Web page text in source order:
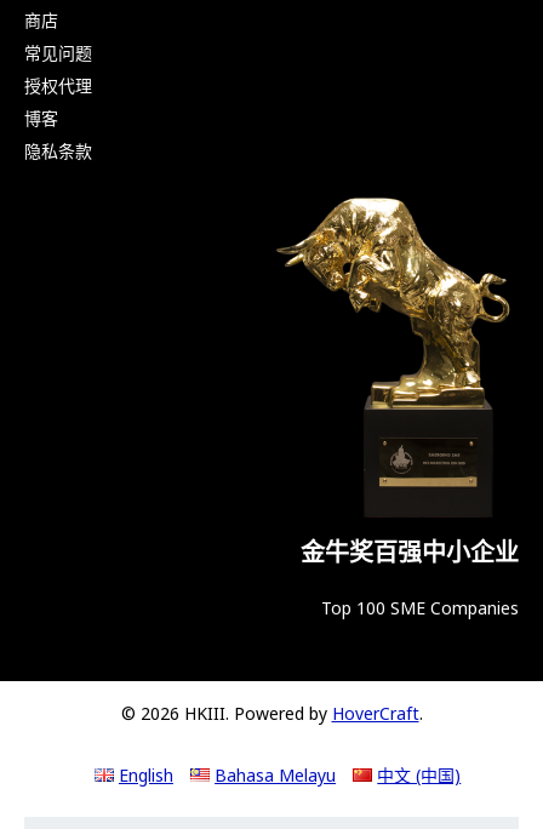
商店
常见问题
授权代理
博客
隐私条款
金牛奖百强中小企业
Top 100 SME Companies
© 2026 HKIII. Powered by HoverCraft.
English Bahasa Melayu 中文 (中国)